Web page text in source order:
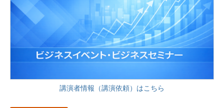
講演者情報（講演依頼）はこちら